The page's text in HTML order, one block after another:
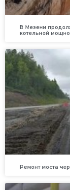
В Мезени
котельной
Ремонт моста